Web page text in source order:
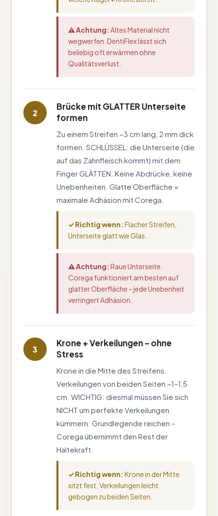
⚠ Achtung: Altes Material nicht
wegwerfen. DentiFlex lässt sich
beliebig oft erwärmen ohne
Qualitätsverlust.
2
Brücke mit GLATTER Unterseite
formen
Zu einem Streifen ~3 cm lang, 2 mm dick
formen. SCHLÜSSEL: die Unterseite (die
auf das Zahnfleisch kommt) mit dem
Finger GLÄTTEN. Keine Abdrücke, keine
Unebenheiten. Glatte Oberfläche =
maximale Adhäsion mit Corega.
✓ Richtig wenn: Flacher Streifen,
Unterseite glatt wie Glas.
⚠ Achtung: Raue Unterseite.
Corega funktioniert am besten auf
glatter Oberfläche – jede Unebenheit
verringert Adhäsion.
3
Krone + Verkeilungen – ohne
Stress
Krone in die Mitte des Streifens.
Verkeilungen von beiden Seiten ~1–1,5
cm. WICHTIG: diesmal müssen Sie sich
NICHT um perfekte Verkeilungen
kümmern. Grundlegende reichen –
Corega übernimmt den Rest der
Haltekraft.
✓ Richtig wenn: Krone in der Mitte
sitzt fest, Verkeilungen leicht
gebogen zu beiden Seiten.